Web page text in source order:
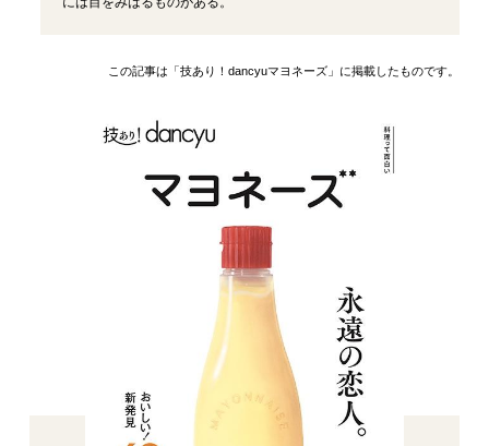
この記事は「技あり！dancyuマヨネーズ」に掲載したものです。